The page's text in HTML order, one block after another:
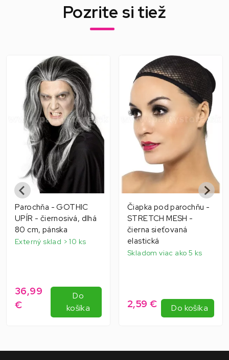
Pozrite si tiež
Parochňa - GOTHIC
UPÍR - čiernosivá, dlhá
80 cm, pánska
Externý sklad > 10 ks
36,99
€
Do
košíka
Čiapka pod parochňu -
STRETCH MESH -
čierna sieťovaná
elastická
Skladom viac ako 5 ks
2,59 € Do košíka